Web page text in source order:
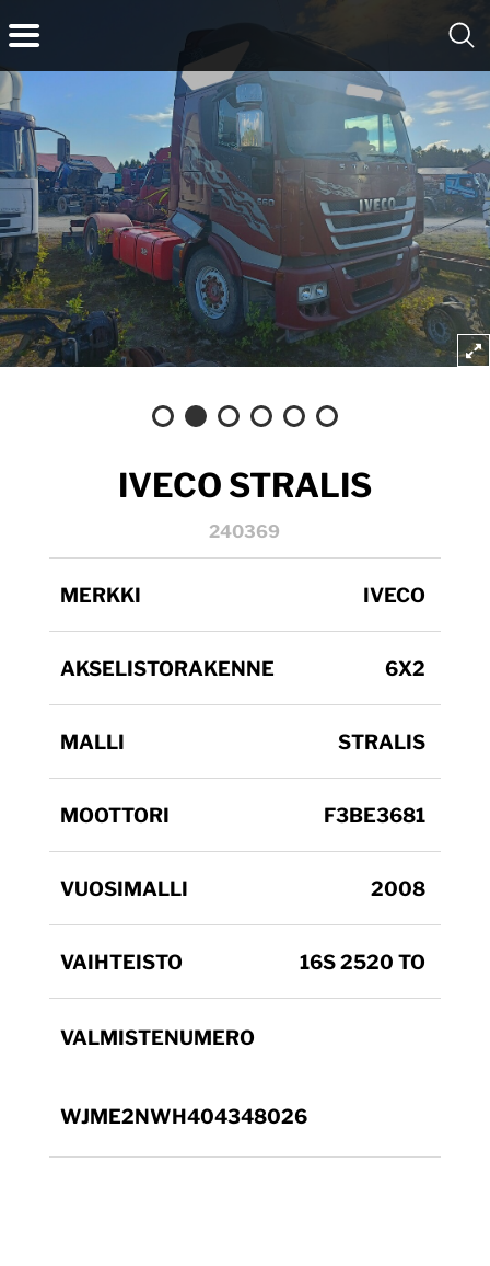
IVECO STRALIS
240369
MERKKI IVECO
AKSELISTORAKENNE 6X2
MALLI STRALIS
MOOTTORI F3BE3681
VUOSIMALLI 2008
VAIHTEISTO 16S 2520 TO
VALMISTENUMERO
WJME2NWH404348026